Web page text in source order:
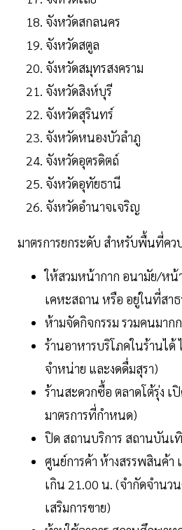
จังหวัดสกลนคร
จังหวัดสตูล
จังหวัดสมุทรสงคราม
จังหวัดสิงห์บุรี
จังหวัดสุรินทร์
จังหวัดหนองบัวลําภู
จังหวัดอุตรดิตถ์
จังหวัดอุทัยธานี
จังหวัดอํานาจเจริญ
มาตรการยกระดับ สำหรับพื้นที่คว
ให้สวมหน้ากาก อนามัย/หน้
เคหะสถาน หรือ อยู่ในที่สา
ห้ามจัดกิจกรรม รวมคนมาก
ร้านอาหารบริโภคในร้านได้
จําหน่าย และงดดื่มสุรา)
ร้านสะดวกซื้อ ตลาดโต้รุ่ง เ
มาตรการที่กําหนด)
ปิด สถานบริการ สถานบันเทิ
ศูนย์การค้า ห้างสรรพสินค้า
เกิน 21.00 น. (จํากัดจํานว
เสริมการขาย)